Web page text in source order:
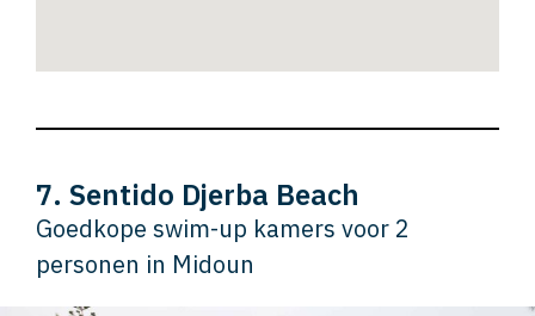
7. Sentido Djerba Beach
Goedkope swim-up kamers voor 2
personen in Midoun